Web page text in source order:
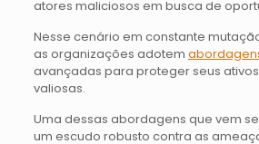
atores maliciosos em busca de
Nesse cenário em constante
as organizações adotem
avançadas para proteger seus
valiosas.
Uma dessas abordagens que vem
um escudo robusto contra as